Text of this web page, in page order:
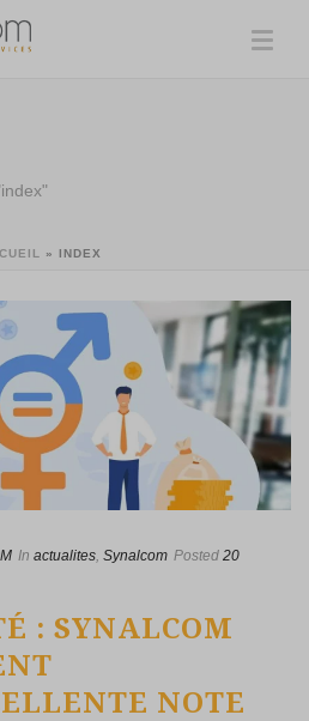
» INDEX
In actualites, Synalcom Posted 20
: SYNALCOM
NOTE